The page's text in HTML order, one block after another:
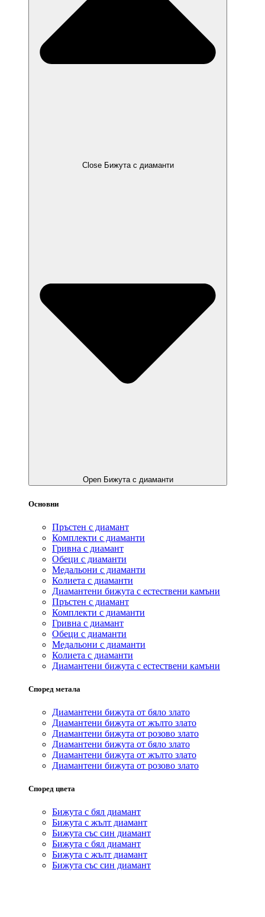
Close Бижута с диаманти
Open Бижута с диаманти
Основни
Пръстен с диамант
Комплекти с диаманти
Гривнa с диамант
Обеци с диаманти
Медальони с диаманти
Колиета с диаманти
Диамантени бижута с естествени камъни
Пръстен с диамант
Комплекти с диаманти
Гривнa с диамант
Обеци с диаманти
Медальони с диаманти
Колиета с диаманти
Диамантени бижута с естествени камъни
Според метала
Диамантени бижута от бяло злато
Диамантени бижута от жълто злато
Диамантени бижута от розово злато
Диамантени бижута от бяло злато
Диамантени бижута от жълто злато
Диамантени бижута от розово злато
Според цвета
Бижута с бял диамант
Бижута с жълт диамант
Бижута със син диамант
Бижута с бял диамант
Бижута с жълт диамант
Бижута със син диамант